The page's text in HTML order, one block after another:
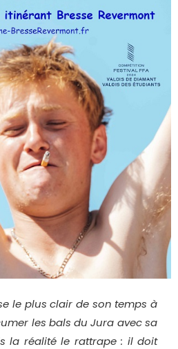
le plus clair de son temps à
les bals du Jura avec sa
la réalité le rattrape : il doit